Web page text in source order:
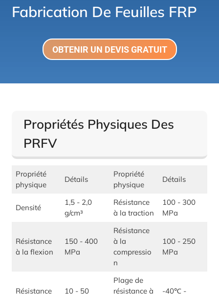
Fabrication De Feuilles FRP
OBTENIR UN DEVIS GRATUIT
Propriétés Physiques Des
PRFV
Propriété
physique
Détails
Propriété
physique
Détails
Densité
1,5 - 2,0
g/cm³
Résistance
à la traction
100 - 300
MPa
Résistance
à la flexion
150 - 400
MPa
Résistance
à la
compressio
n
100 - 250
MPa
Résistance
10 - 50
Plage de
résistance à
-40℃ -